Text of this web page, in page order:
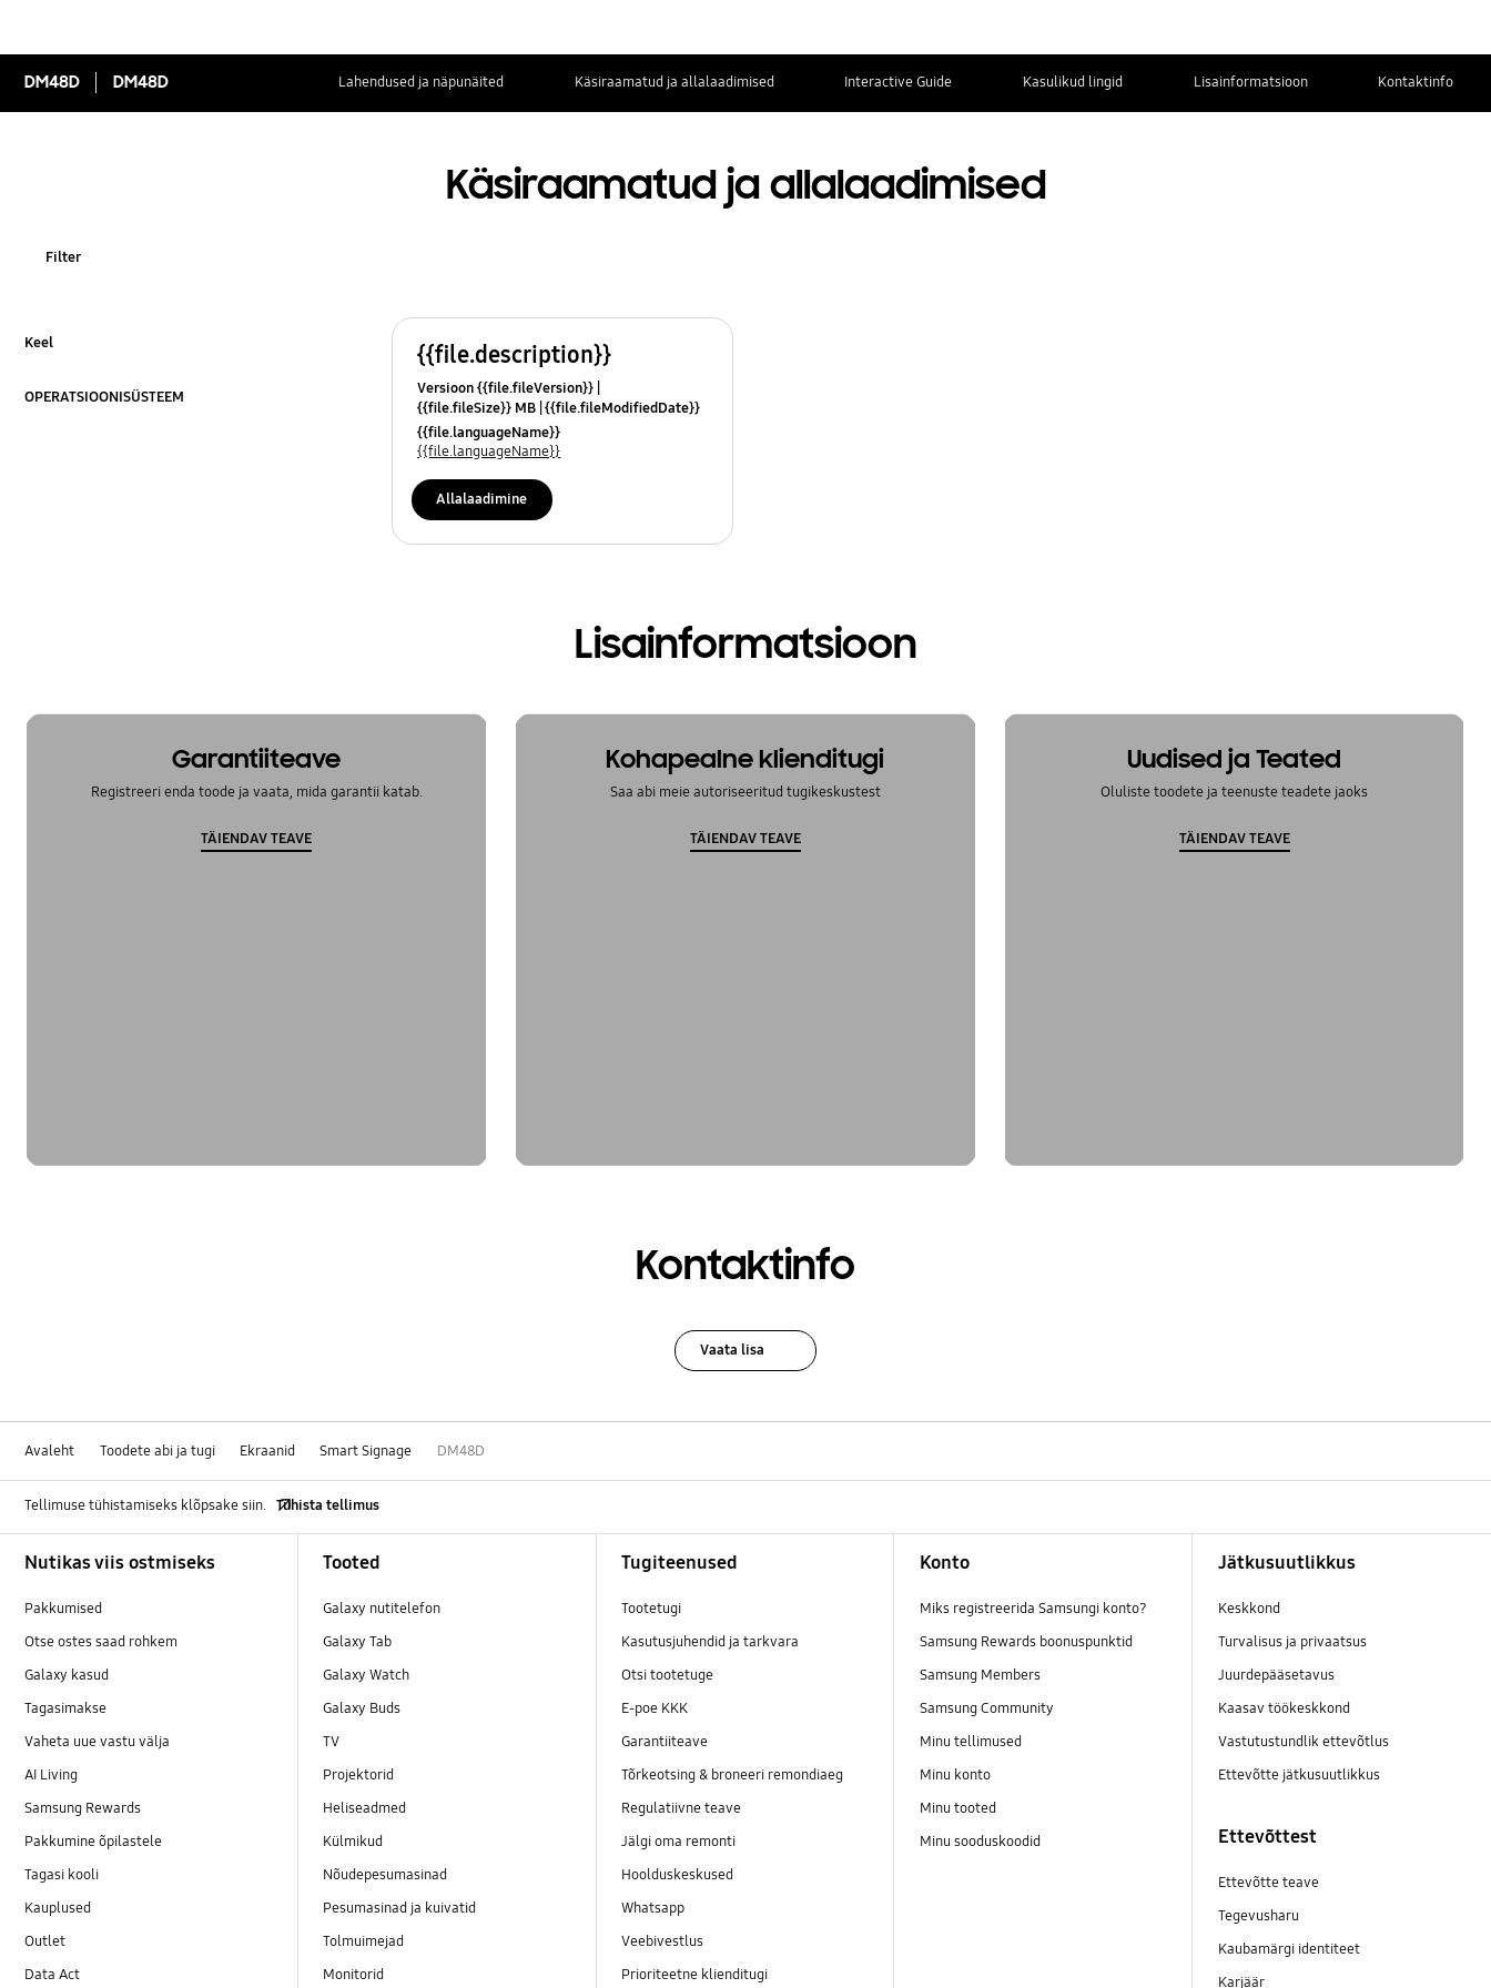
DM48D DM48D Lahendused ja näpunäited Käsiraamatud ja allalaadimised Interactive Guide Kasulikud lingid Lisainformatsioon Kontaktinfo
Käsiraamatud ja allalaadimised
Filter
Keel
OPERATSIOONISÜSTEEM
{{file.description}}
Versioon {{file.fileVersion}}
{{file.fileSize}} MB {{file.fileModifiedDate}}
{{file.osNames}}
{{file.languageName}}
{{file.languageName}}
Allalaadimine
Lisainformatsioon
Garantiiteave
Registreeri enda toode ja vaata, mida garantii katab.
TÄIENDAV TEAVE
Kohapealne klienditugi
Saa abi meie autoriseeritud tugikeskustest
TÄIENDAV TEAVE
Uudised ja Teated
Oluliste toodete ja teenuste teadete jaoks
TÄIENDAV TEAVE
Kontaktinfo
Vaata lisa
Avaleht Toodete abi ja tugi Ekraanid Smart Signage DM48D
Tellimuse tühistamiseks klõpsake siin. Tühista tellimus
Nutikas viis ostmiseks
Pakkumised
Otse ostes saad rohkem
Galaxy kasud
Tagasimakse
Vaheta uue vastu välja
AI Living
Samsung Rewards
Pakkumine õpilastele
Tagasi kooli
Kauplused
Outlet
Data Act
Tooted
Galaxy nutitelefon
Galaxy Tab
Galaxy Watch
Galaxy Buds
TV
Projektorid
Heliseadmed
Külmikud
Nõudepesumasinad
Pesumasinad ja kuivatid
Tolmuimejad
Monitorid
Tugiteenused
Tootetugi
Kasutusjuhendid ja tarkvara
Otsi tootetuge
E-poe KKK
Garantiiteave
Tõrkeotsing & broneeri remondiaeg
Regulatiivne teave
Jälgi oma remonti
Hoolduskeskused
Whatsapp
Veebivestlus
Prioriteetne klienditugi
Konto
Miks registreerida Samsungi konto?
Samsung Rewards boonuspunktid
Samsung Members
Samsung Community
Minu tellimused
Minu konto
Minu tooted
Minu sooduskoodid
Jätkusuutlikkus
Keskkond
Turvalisus ja privaatsus
Juurdepääsetavus
Kaasav töökeskkond
Vastutustundlik ettevõtlus
Ettevõtte jätkusuutlikkus
Ettevõttest
Ettevõtte teave
Tegevusharu
Kaubamärgi identiteet
Karjäär